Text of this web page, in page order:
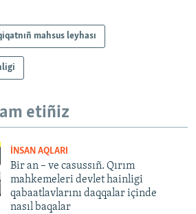
mahsus leyhası
etiñiz
İNSAN AQLARI
Bir an – ve casussıñ. Qırım
mahkemeleri devlet hainligi
qabaatlavlarını daqqalar içinde
nasıl baqalar